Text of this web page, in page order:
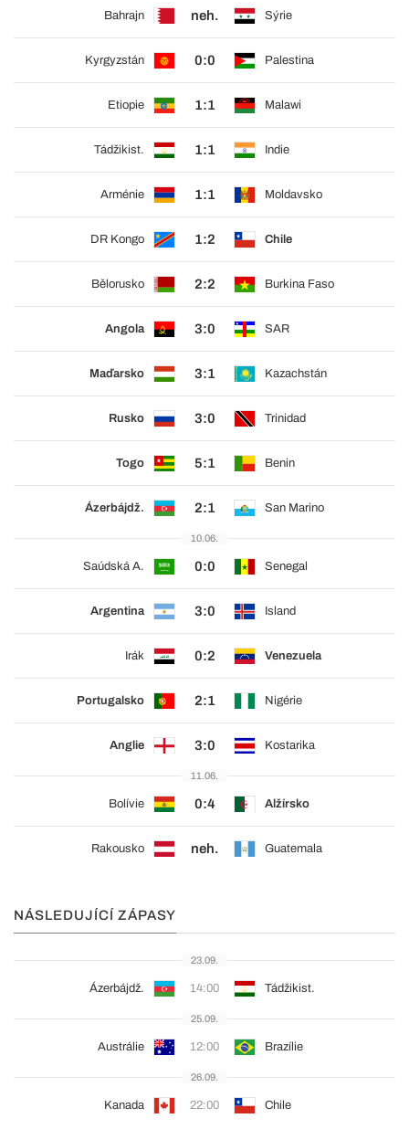
Bahrajn neh. Sýrie
Kyrgyzstán 0:0 Palestina
Etiopie 1:1 Malawi
Tádžikist. 1:1 Indie
Arménie 1:1 Moldavsko
DR Kongo 1:2 Chile
Bělorusko 2:2 Burkina Faso
Angola 3:0 SAR
Maďarsko 3:1 Kazachstán
Rusko 3:0 Trinidad
Togo 5:1 Benin
Ázerbájdž. 2:1 San Marino
10.06.
Saúdská A. 0:0 Senegal
Argentina 3:0 Island
Irák 0:2 Venezuela
Portugalsko 2:1 Nigérie
Anglie 3:0 Kostarika
11.06.
Bolívie 0:4 Alžírsko
Rakousko neh. Guatemala
NÁSLEDUJÍCÍ ZÁPASY
23.09.
Ázerbájdž. 14:00 Tádžikist.
25.09.
Austrálie 12:00 Brazílie
26.09.
Kanada 22:00 Chile